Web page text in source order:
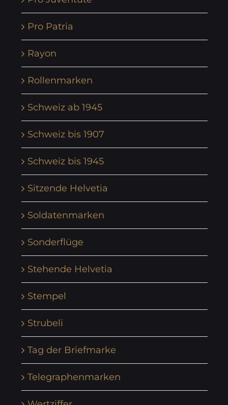
Pro Patria
Rayon
Rollenmarken
Schweiz ab 1945
Schweiz bis 1907
Schweiz bis 1945
Sitzende Helvetia
Soldatenmarken
Sonderflüge
Stehende Helvetia
Stempel
Strubeli
Tag der Briefmarke
Telegraphenmarken